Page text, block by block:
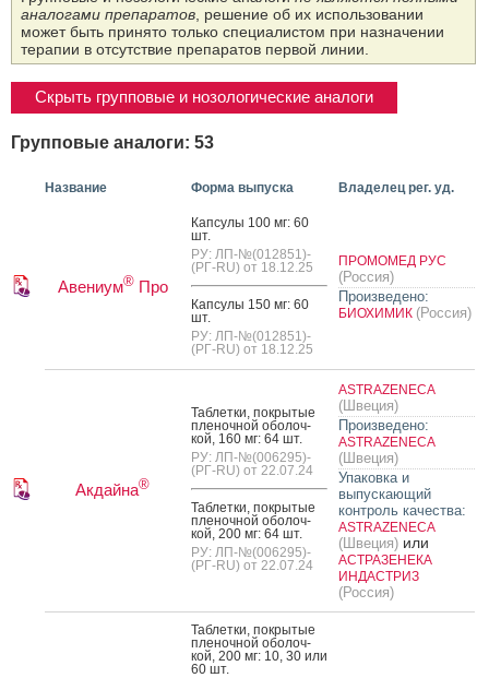
аналогами препаратов, решение об их использовании
может быть принято только специалистом при назначении
терапии в отсутствие препаратов первой линии.
Скрыть групповые и нозологические аналоги
Групповые аналоги: 53
Название Форма выпуска Владелец рег. уд.
Авениум®Про
Кап­су­лы 100 мг: 60
шт.
РУ: ЛП-№(012851)-
(РГ-RU) от 18.12.25
Кап­су­лы 150 мг: 60
шт.
РУ: ЛП-№(012851)-
(РГ-RU) от 18.12.25
ПРОМОМЕД РУС
(Россия)
Произведено:
БИОХИМИК (Россия)
Акдайна®
Таб­летки, пок­ры­тые
пле­ноч­ной обо­лоч­
кой, 160 мг: 64 шт.
РУ: ЛП-№(006295)-
(РГ-RU) от 22.07.24
Таб­летки, пок­ры­тые
пле­ноч­ной обо­лоч­
кой, 200 мг: 64 шт.
РУ: ЛП-№(006295)-
(РГ-RU) от 22.07.24
ASTRAZENECA
(Швеция)
Произведено:
ASTRAZENECA
(Швеция)
Упаковка и
выпускающий
контроль качества:
ASTRAZENECA
(Швеция) или
АСТРАЗЕНЕКА
ИНДАСТРИЗ
(Россия)
Таб­летки, пок­ры­тые
пле­ноч­ной обо­лоч­
кой, 200 мг: 10, 30 или
60 шт.